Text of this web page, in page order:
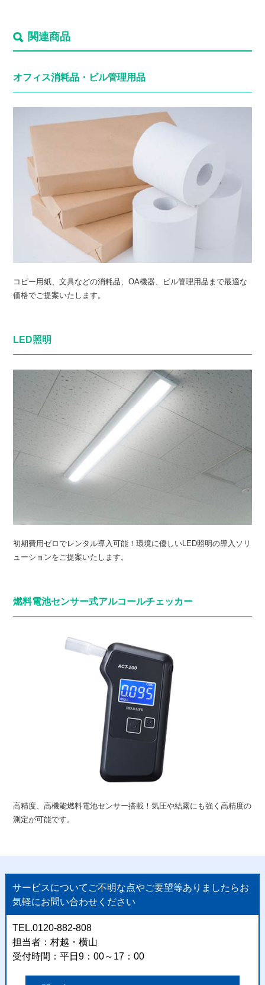
関連商品
オフィス消耗品・ ビル管理用品
コピー用紙、文具などの消耗品、OA機器、ビル管理用品まで最適な
価格でご提案いたします。
LED照明
初期費用ゼロでレンタル導入可能！環境に優しいLED照明の導入ソリ
ューションをご提案いたします。
燃料電池センサー式アルコールチェッカー
高精度、高機能燃料電池センサー搭載！気圧や結露にも強く高精度の
測定が可能です。
サービスについてご不明な点やご要望等ありましたらお
気軽にお問い合わせください
TEL.0120-882-808
担当者：村越・横山
受付時間：平日9：00～17：00